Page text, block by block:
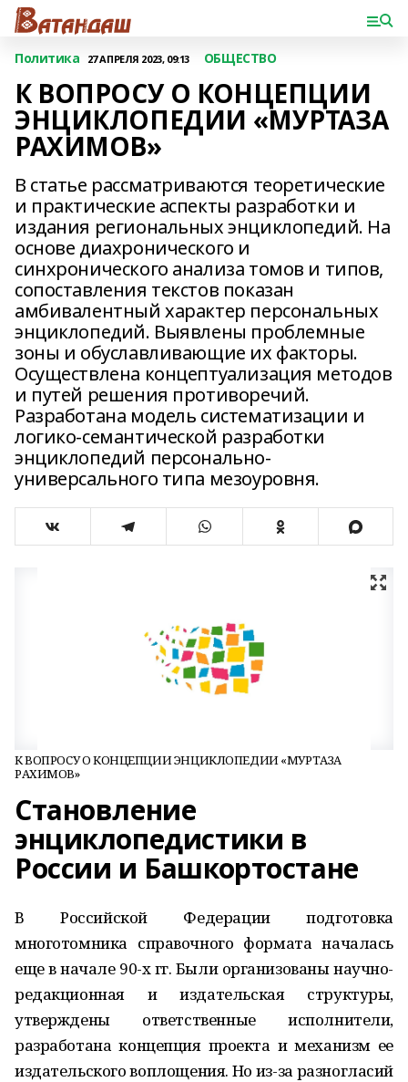
Политика 27 АПРЕЛЯ 2023, 09:13 ОБЩЕСТВО
К ВОПРОСУ О КОНЦЕПЦИИ
ЭНЦИКЛОПЕДИИ «МУРТАЗА
РАХИМОВ»
В статье рассматриваются теоретические
и практические аспекты разработки и
издания региональных энциклопедий. На
основе диахронического и
синхронического анализа томов и типов,
сопоставления текстов показан
амбивалентный характер персональных
энциклопедий. Выявлены проблемные
зоны и обуславливающие их факторы.
Осуществлена концептуализация методов
и путей решения противоречий.
Разработана модель систематизации и
логико-семантической разработки
энциклопедий персонально-
универсального типа мезоуровня.
К ВОПРОСУ О КОНЦЕПЦИИ ЭНЦИКЛОПЕДИИ «МУРТАЗА
РАХИМОВ»
Становление
энциклопедистики в
России и Башкортостане
В Российской Федерации подготовка
многотомника справочного формата началась
еще в начале 90-х гг. Были организованы научно-
редакционная и издательская структуры,
утверждены ответственные исполнители,
разработана концепция проекта и механизм ее
издательского воплощения. Но из-за разногласий